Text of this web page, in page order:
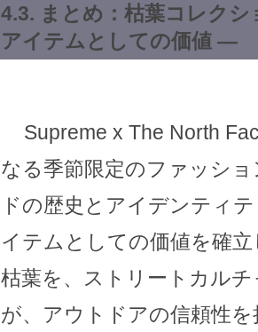
4.3. まとめ：枯葉コレク
アイテムとしての価値 —
Supreme x The North
なる季節限定のファッシ
ドの歴史とアイデンティ
イテムとしての価値を確
枯葉を、ストリートカル
が、アウトドアの信頼性